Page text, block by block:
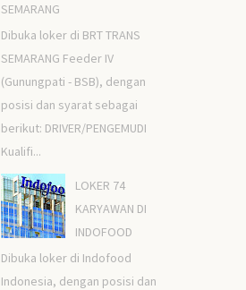
SEMARANG
Dibuka loker di BRT TRANS
SEMARANG Feeder IV
(Gunungpati - BSB), dengan
posisi dan syarat sebagai
berikut: DRIVER/PENGEMUDI
Kualifi...
LOKER 74
KARYAWAN DI
INDOFOOD
Dibuka loker di Indofood
Indonesia, dengan posisi dan